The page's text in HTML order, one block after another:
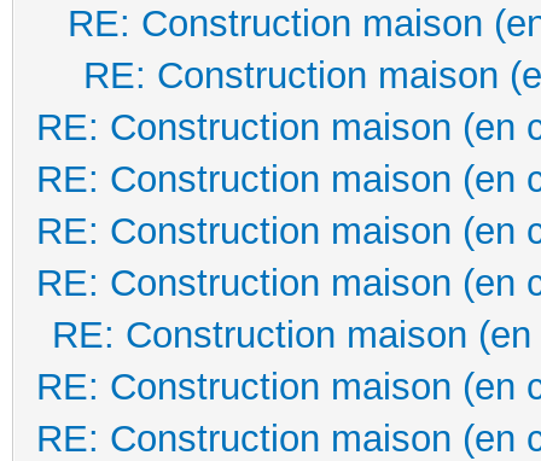
RE: Construction maison
RE: Construction maison
RE: Construction maison (en
RE: Construction maison (en
RE: Construction maison (en
RE: Construction maison (en
RE: Construction maison
RE: Construction maison (en
RE: Construction maison (en